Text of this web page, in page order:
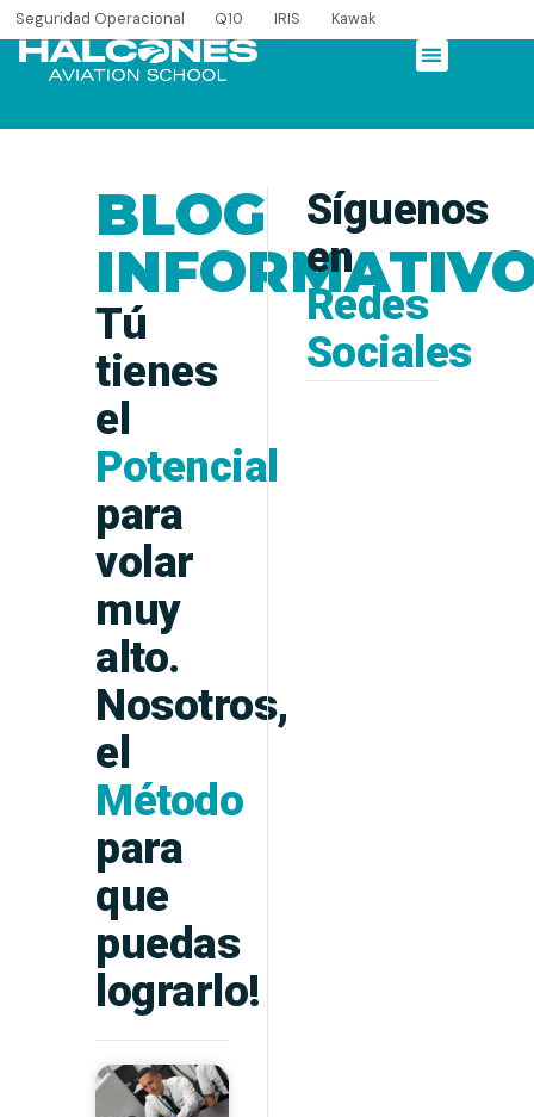
Seguridad Operacional Q10 IRIS Kawak
BLOG
Tú
tienes
el
Potencial
para
volar
muy
alto.
Nosotros,
el
Método
para
que
puedas
lograrlo!
Síguenos
en
Redes
Sociales